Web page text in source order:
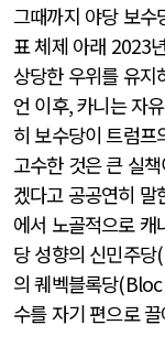
그때까지 야당 보수
표 체제 아래 2023
상당한 우위를 유지
언 이후,카니는 자
히 보수당이 트럼프
고수한 것은 큰 실
겠다고 공공연히 말
에서 노골적으로 캐
당 성향의 신민주당
의 퀘벡블록당
수를 자기 편으로